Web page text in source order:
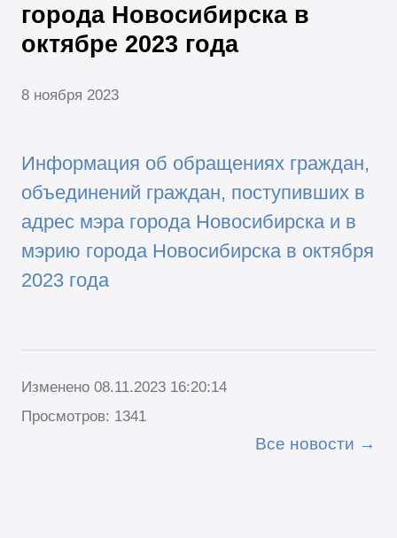
города Новосибирска в
октябре 2023 года
8 ноября 2023
Информация об обращениях граждан,
объединений граждан, поступивших в
адрес мэра города Новосибирска и в
мэрию города Новосибирска в октября
2023 года
Изменено 08.11.2023 16:20:14
Просмотров: 1341
Все новости